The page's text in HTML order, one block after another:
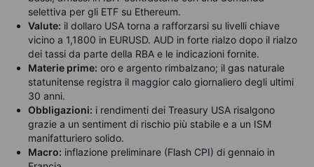
selettiva per gli ETF su Ethereum.
Valute: il dollaro USA torna a rafforzarsi su livelli chiave
vicino a 1,1800 in EURUSD. AUD in forte rialzo dopo il rialzo
dei tassi da parte della RBA e le indicazioni fornite.
Materie prime: oro e argento rimbalzano; il gas naturale
statunitense registra il maggior calo giornaliero degli ultimi
30 anni.
Obbligazioni: i rendimenti dei Treasury USA risalgono
grazie a un sentiment di rischio più stabile e a un ISM
manifatturiero solido.
Macro: inflazione preliminare (Flash CPI) di gennaio in